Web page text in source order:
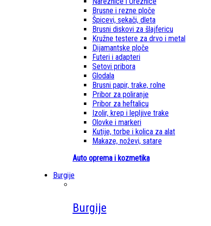
Brusne i rezne ploče
Špicevi, sekači, dleta
Brusni diskovi za šlajfericu
Kružne testere za drvo i metal
Dijamantske ploče
Futeri i adapteri
Setovi pribora
Glodala
Brusni papir, trake, rolne
Pribor za poliranje
Pribor za heftalicu
Izolir, krep i lepljive trake
Olovke i markeri
Kutije, torbe i kolica za alat
Makaze, noževi, satare
Auto oprema i kozmetika
Burgije
Burgije